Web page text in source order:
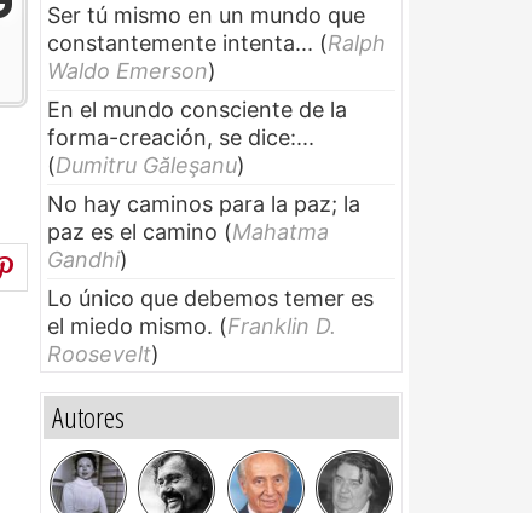
Ser tú mismo en un mundo que
constantemente intenta... (Ralph
Waldo Emerson)
En el mundo consciente de la
forma-creación, se dice:...
(Dumitru Găleşanu)
No hay caminos para la paz; la
paz es el camino (Mahatma
Gandhi)
Lo único que debemos temer es
el miedo mismo. (Franklin D.
Roosevelt)
Autores